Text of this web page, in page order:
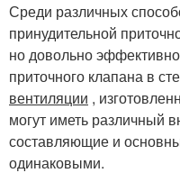
Среди различных
принудительной
но довольно
приточного клапана в
вентиляции ,
могут иметь различный
составляющие и
одинаковыми.